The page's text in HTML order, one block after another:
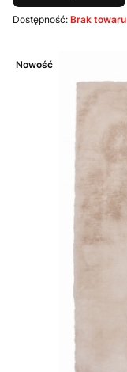
Dostępność: Brak towaru
Nowość